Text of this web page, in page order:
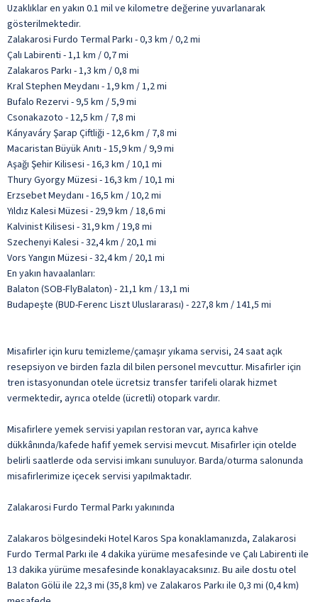
Uzaklıklar en yakın 0.1 mil ve kilometre değerine yuvarlanarak
gösterilmektedir.
Zalakarosi Furdo Termal Parkı - 0,3 km / 0,2 mi
Çalı Labirenti - 1,1 km / 0,7 mi
Zalakaros Parkı - 1,3 km / 0,8 mi
Kral Stephen Meydanı - 1,9 km / 1,2 mi
Bufalo Rezervi - 9,5 km / 5,9 mi
Csonakazoto - 12,5 km / 7,8 mi
Kányaváry Şarap Çiftliği - 12,6 km / 7,8 mi
Macaristan Büyük Anıtı - 15,9 km / 9,9 mi
Aşağı Şehir Kilisesi - 16,3 km / 10,1 mi
Thury Gyorgy Müzesi - 16,3 km / 10,1 mi
Erzsebet Meydanı - 16,5 km / 10,2 mi
Yıldız Kalesi Müzesi - 29,9 km / 18,6 mi
Kalvinist Kilisesi - 31,9 km / 19,8 mi
Szechenyi Kalesi - 32,4 km / 20,1 mi
Vors Yangın Müzesi - 32,4 km / 20,1 mi
En yakın havaalanları:
Balaton (SOB-FlyBalaton) - 21,1 km / 13,1 mi
Budapeşte (BUD-Ferenc Liszt Uluslararası) - 227,8 km / 141,5 mi
Misafirler için kuru temizleme/çamaşır yıkama servisi, 24 saat açık
resepsiyon ve birden fazla dil bilen personel mevcuttur. Misafirler için
tren istasyonundan otele ücretsiz transfer tarifeli olarak hizmet
vermektedir, ayrıca otelde (ücretli) otopark vardır.
Misafirlere yemek servisi yapılan restoran var, ayrıca kahve
dükkânında/kafede hafif yemek servisi mevcut. Misafirler için otelde
belirli saatlerde oda servisi imkanı sunuluyor. Barda/oturma salonunda
misafirlerimize içecek servisi yapılmaktadır.
Zalakarosi Furdo Termal Parkı yakınında
Zalakaros bölgesindeki Hotel Karos Spa konaklamanızda, Zalakarosi
Furdo Termal Parkı ile 4 dakika yürüme mesafesinde ve Çalı Labirenti ile
13 dakika yürüme mesafesinde konaklayacaksınız. Bu aile dostu otel
Balaton Gölü ile 22,3 mi (35,8 km) ve Zalakaros Parkı ile 0,3 mi (0,4 km)